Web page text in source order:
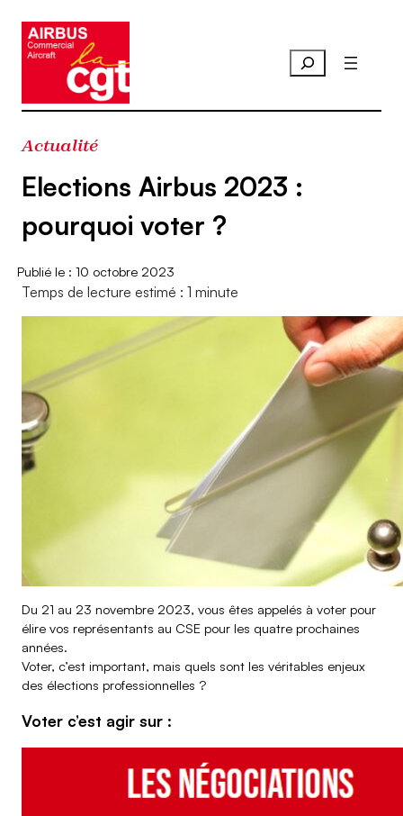
contenu
Airbus Operations SAS
Actualité
Elections Airbus 2023 :
pourquoi voter ?
10 octobre 2023
Temps de lecture estimé : 1 minute
Du 21 au 23 novembre 2023, vous êtes appelés à voter pour
élire vos représentants au CSE pour les quatre prochaines
années.
Voter, c’est important, mais quels sont les véritables enjeux
des élections professionnelles ?
Voter c’est agir sur :